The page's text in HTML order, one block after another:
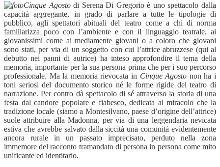
Cinque Agostodi Serena Di Gregorio è uno spettacolo dalla
capacità aggregante, in grado di parlare a tutte le tipologie di
pubblico, agli spettatori abituali del teatro come a chi di norma
familiarizza poco con l’ambiente e con il linguaggio teatrale, ai
giovanissimi come ai mediamente giovani o a coloro che giovani
sono stati, per via di un soggetto con cui l’attrice abruzzese (qui al
debutto nei panni di autrice) ha inteso approfondire il tema della
memoria, importante per la sua persona prima che per i suo percorso
professionale. Ma la memoria rievocata in Cinque Agosto non ha i
toni seriosi del documento storico né le forme rigide del teatro di
narrazione. Per contro dà spettacolo di sé attraverso la storia di una
festa dal candore popolare e fiabesco, dedicata al miracolo che la
tradizione locale (siamo a Montesilvano, paese d’origine dell’attrice)
suole attribuire alla Madonna, per via di una leggendaria nevicata
estiva che avrebbe salvato dalla siccità una comunità evidentemente
ancora rurale in un passato imprecisato, perduto nella zona
immemore del racconto tramandato di persona in persona come mito
unificante ed identitario.